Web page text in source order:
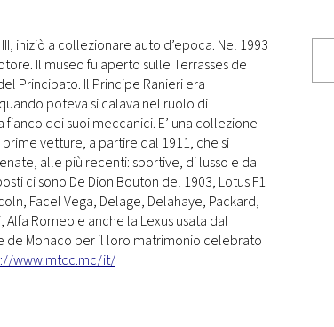
iniziò a collezionare auto d’epoca. Nel 1993
Il museo fu aperto sulle Terrasses de
Principato. Il Principe Ranieri era
poteva si calava nel ruolo di
dei suoi meccanici. E’ una collezione
vetture, a partire dal 1911, che si
alle più recenti: sportive, di lusso e da
ci sono De Dion Bouton del 1903, Lotus F1
Facel Vega, Delage, Delahaye, Packard,
Romeo e anche la Lexus usata dal
de Monaco per il loro matrimonio celebrato
www.mtcc.mc/it/